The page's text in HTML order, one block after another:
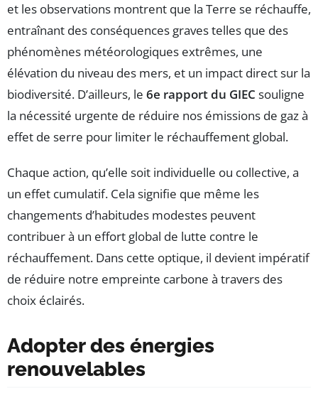
et les observations montrent que la Terre se réchauffe,
entraînant des conséquences graves telles que des
phénomènes météorologiques extrêmes, une
élévation du niveau des mers, et un impact direct sur la
biodiversité. D’ailleurs, le 6e rapport du GIEC souligne
la nécessité urgente de réduire nos émissions de gaz à
effet de serre pour limiter le réchauffement global.
Chaque action, qu’elle soit individuelle ou collective, a
un effet cumulatif. Cela signifie que même les
changements d’habitudes modestes peuvent
contribuer à un effort global de lutte contre le
réchauffement. Dans cette optique, il devient impératif
de réduire notre empreinte carbone à travers des
choix éclairés.
Adopter des énergies
renouvelables